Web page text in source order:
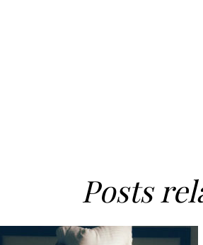
Posts